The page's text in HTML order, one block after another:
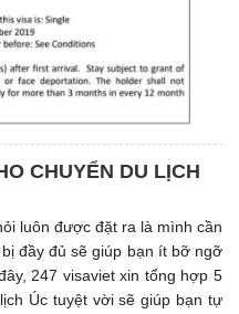
CHUYỂN DU LỊCH
luôn được đặt ra là mình cần
đầy đủ sẽ giúp bạn ít bỡ ngỡ
247 visaviet xin tổng hợp 5
Úc tuyệt vời sẽ giúp bạn tự